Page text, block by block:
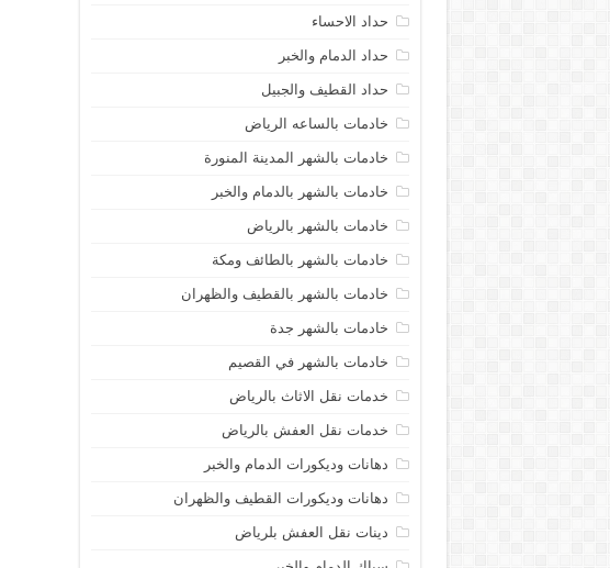
حداد الاحساء
حداد الدمام والخبر
حداد القطيف والجبيل
خادمات بالساعه الرياض
خادمات بالشهر المدينة المنورة
خادمات بالشهر بالدمام والخبر
خادمات بالشهر بالرياض
خادمات بالشهر بالطائف ومكة
خادمات بالشهر بالقطيف والظهران
خادمات بالشهر جدة
خادمات بالشهر في القصيم
خدمات نقل الاثاث بالرياض
خدمات نقل العفش بالرياض
دهانات وديكورات الدمام والخبر
دهانات وديكورات القطيف والظهران
دينات نقل العفش بلرياض